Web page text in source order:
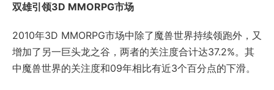
双雄引领3D MMORPG市场
2010年3D MMORPG市场中除了魔兽世界持续领跑外，又
增加了另一巨头龙之谷，两者的关注度合计达37.2%。其
中魔兽世界的关注度和09年相比有近3个百分点的下滑。